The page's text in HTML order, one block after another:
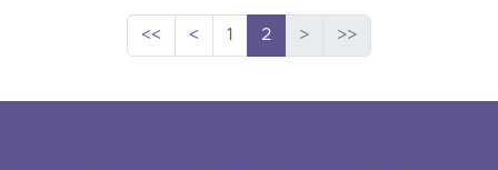
<< < 1 2 > >>